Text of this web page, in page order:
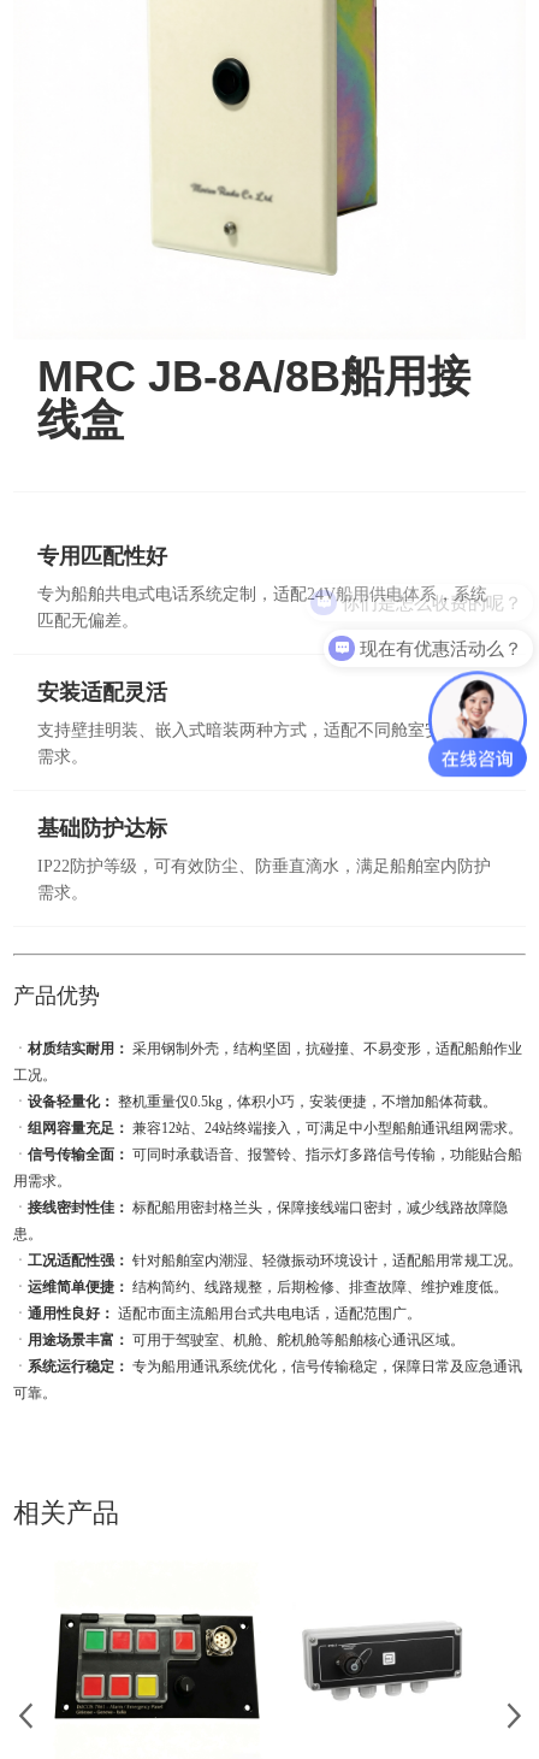
MRC JB-8A/8B船用接
线盒
专用匹配性好
专为船舶共电式电话系统定制，适配24V船用供电体系，系统
匹配无偏差。
安装适配灵活
支持壁挂明装、嵌入式暗装两种方式，适配不同舱室安装布局
需求。
基础防护达标
IP22防护等级，可有效防尘、防垂直滴水，满足船舶室内防护
需求。
产品优势
ㆍ材质结实耐用： 采用钢制外壳，结构坚固，抗碰撞、不易变形，适配船舶作业
工况。
ㆍ设备轻量化： 整机重量仅0.5kg，体积小巧，安装便捷，不增加船体荷载。
ㆍ组网容量充足： 兼容12站、24站终端接入，可满足中小型船舶通讯组网需求。
ㆍ信号传输全面： 可同时承载语音、报警铃、指示灯多路信号传输，功能贴合船
用需求。
ㆍ接线密封性佳： 标配船用密封格兰头，保障接线端口密封，减少线路故障隐
患。
ㆍ工况适配性强： 针对船舶室内潮湿、轻微振动环境设计，适配船用常规工况。
ㆍ运维简单便捷： 结构简约、线路规整，后期检修、排查故障、维护难度低。
ㆍ通用性良好： 适配市面主流船用台式共电电话，适配范围广。
ㆍ 用途场景丰富： 可用于驾驶室、机舱、舵机舱等船舶核心通讯区域。
ㆍ系统运行稳定： 专为船用通讯系统优化，信号传输稳定，保障日常及应急通讯
可靠。
相关产品
你们是怎么收费的呢？
现在有优惠活动么？